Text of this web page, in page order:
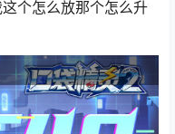
个怎么放那个怎么升